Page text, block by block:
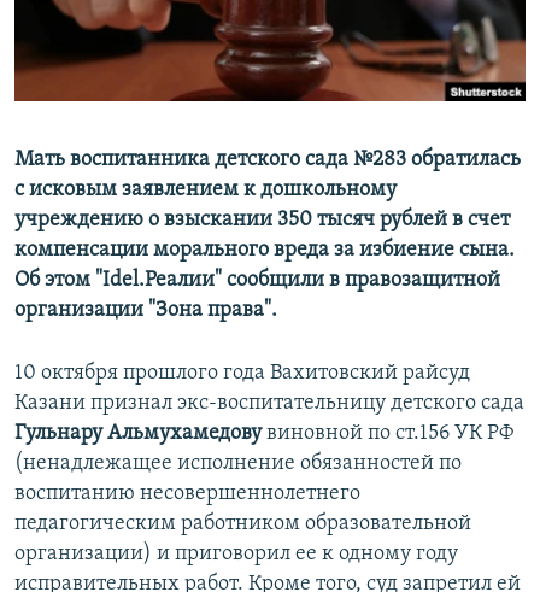
Все сайты РСЕ/РС
Мать воспитанника детского сада №283 обратилась
с исковым заявлением к дошкольному
учреждению о взыскании 350 тысяч рублей в счет
компенсации морального вреда за избиение сына.
Об этом "Idel.Реалии" сообщили в правозащитной
организации "Зона права".
10 октября прошлого года Вахитовский райсуд
Казани признал экс-воспитательницу детского сада
Гульнару Альмухамедовувиновной по ст.156 УК РФ
(ненадлежащее исполнение обязанностей по
воспитанию несовершеннолетнего
педагогическим работником образовательной
организации) и приговорил ее к одному году
исправительных работ. Кроме того, суд запретил ей